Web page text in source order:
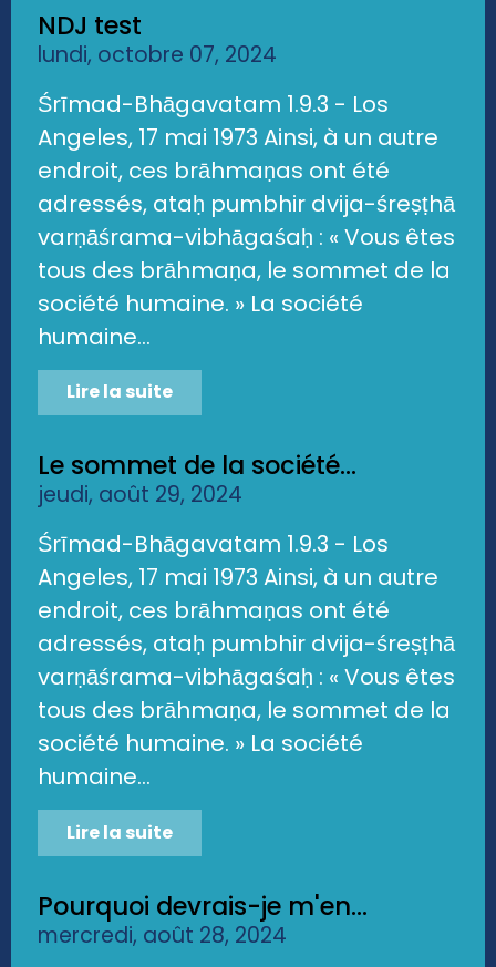
NDJ test
lundi, octobre 07, 2024
Śrīmad-Bhāgavatam 1.9.3 - Los
Angeles, 17 mai 1973 Ainsi, à un autre
endroit, ces brāhmaṇas ont été
adressés, ataḥ pumbhir dvija-śreṣṭhā
varṇāśrama-vibhāgaśaḥ : « Vous êtes
tous des brāhmaṇa, le sommet de la
société humaine. » La société
humaine...
Lire la suite
Le sommet de la société...
jeudi, août 29, 2024
Śrīmad-Bhāgavatam 1.9.3 - Los
Angeles, 17 mai 1973 Ainsi, à un autre
endroit, ces brāhmaṇas ont été
adressés, ataḥ pumbhir dvija-śreṣṭhā
varṇāśrama-vibhāgaśaḥ : « Vous êtes
tous des brāhmaṇa, le sommet de la
société humaine. » La société
humaine...
Lire la suite
Pourquoi devrais-je m'en...
mercredi, août 28, 2024